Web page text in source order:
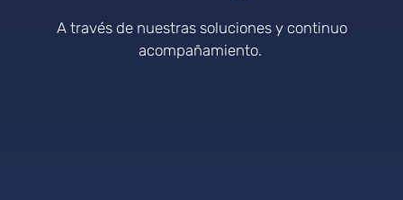
A través de nuestras soluciones y continuo
acompañamiento.